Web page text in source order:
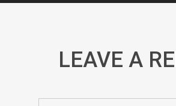
LEAVE A